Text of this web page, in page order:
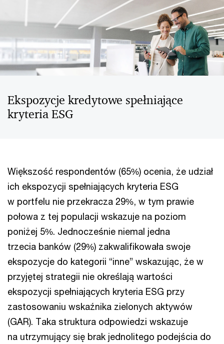
Ekspozycje kredytowe spełniające
kryteria ESG
Większość respondentów (65%) ocenia, że udział
ich ekspozycji spełniających kryteria ESG
w portfelu nie przekracza 29%, w tym prawie
połowa z tej populacji wskazuje na poziom
poniżej 5%. Jednocześnie niemal jedna
trzecia banków (29%) zakwalifikowała swoje
ekspozycje do kategorii “inne” wskazując, że w
przyjętej strategii nie określają wartości
ekspozycji spełniających kryteria ESG przy
zastosowaniu wskaźnika zielonych aktywów
(GAR). Taka struktura odpowiedzi wskazuje
na utrzymujący się brak jednolitego podejścia do